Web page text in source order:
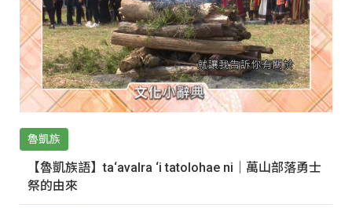
魯凱族
【魯凱族語】ta‘avalra ‘i tatolohae ni｜萬山部落勇士
祭的由來